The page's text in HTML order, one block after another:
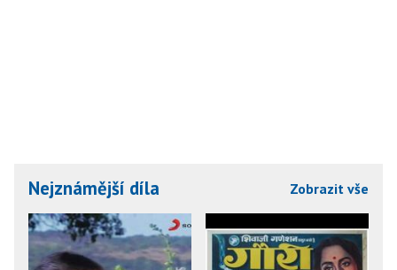
Nejznámější díla Zobrazit vše